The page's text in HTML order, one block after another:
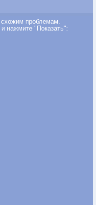
схожим проблемам.
нажмите "Показать":